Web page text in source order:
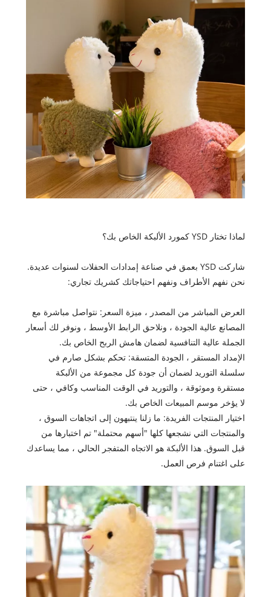
لماذا تختار YSD كمورد الألبكة الخاص بك؟
شاركت YSD بعمق في صناعة إمدادات الحفلات لسنوات عديدة.
نحن نفهم الأطراف ونفهم احتياجاتك كشريك تجاري:
العرض المباشر من المصدر ، ميزة السعر: نتواصل مباشرة مع
المصانع عالية الجودة ، ونلاحق الرابط الأوسط ، ونوفر لك أسعار
الجملة عالية التنافسية لضمان هامش الربح الخاص بك.
الإمداد المستقر ، الجودة المتسقة: تحكم بشكل صارم في
سلسلة التوريد لضمان أن جودة كل مجموعة من الألبكة
مستقرة وموثوقة ، والتوريد في الوقت المناسب وكافي ، حتى
لا يؤخر موسم المبيعات الخاص بك.
اختيار المنتجات الفريدة: ما زلنا ينتبهون إلى اتجاهات السوق ،
والمنتجات التي نشجعها كلها "أسهم محتملة" تم اختبارها من
قبل السوق. هذا الألبكة هو الاتجاه المتفجر الحالي ، مما يساعدك
على اغتنام فرص العمل.